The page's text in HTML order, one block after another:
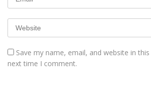
Save my name, email, and website in
next time I comment.